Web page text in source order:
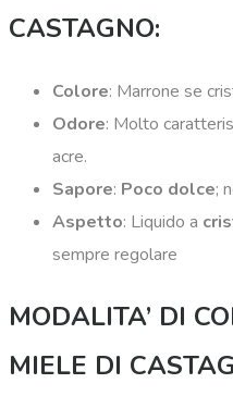
CASTAGNO:
Colore: Marrone se
Odore: Molto
acre.
Sapore: Poco dolce;
Aspetto: Liquido a
sempre regolare
MODALITA’ DI
MIELE DI